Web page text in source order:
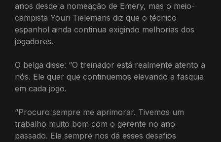
anos desde a nomeação de Emery, mas o meio-
campista Youri Tielemans diz que o técnico
espanhol ainda continua exigindo melhorias dos
jogadores.
O belga disse: “O treinador está realmente atento a
nós. Ele quer que continuemos elevando a fasquia
em cada jogo.
“Procuro sempre me aprimorar. Tivemos um
trabalho muito bom com o gerente no ano
passado. Ele sempre nos dá esses desafios